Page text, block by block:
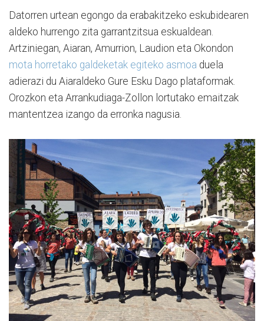
Datorren urtean egongo da erabakitzeko eskubidearen
aldeko hurrengo zita garrantzitsua eskualdean.
Artziniegan, Aiaran, Amurrion, Laudion eta Okondon
mota horretako galdeketak egiteko asmoa duela
adierazi du Aiaraldeko Gure Esku Dago plataformak.
Orozkon eta Arrankudiaga-Zollon lortutako emaitzak
mantentzea izango da erronka nagusia.